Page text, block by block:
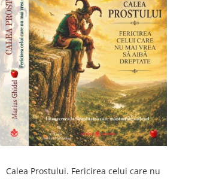
Calea Prostului. Fericirea celui care nu